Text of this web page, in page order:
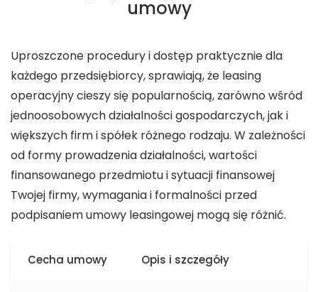
umowy
Uproszczone procedury i dostęp praktycznie dla
każdego przedsiębiorcy, sprawiają, że leasing
operacyjny cieszy się popularnością, zarówno wśród
jednoosobowych działalności gospodarczych, jak i
większych firm i spółek różnego rodzaju. W zależności
od formy prowadzenia działalności, wartości
finansowanego przedmiotu i sytuacji finansowej
Twojej firmy, wymagania i formalności przed
podpisaniem umowy leasingowej mogą się różnić.
Cecha umowy Opis i szczegóły